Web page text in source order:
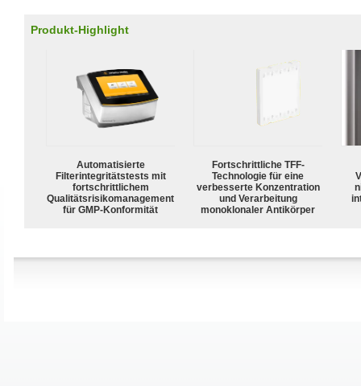
Produkt-Highlight
Automatisierte
Filterintegritätstests mit
fortschrittlichem
Qualitätsrisikomanagement
für GMP-Konformität
Fortschrittliche TFF-
Technologie für eine
verbesserte Konzentration
und Verarbeitung
monoklonaler Antikörper